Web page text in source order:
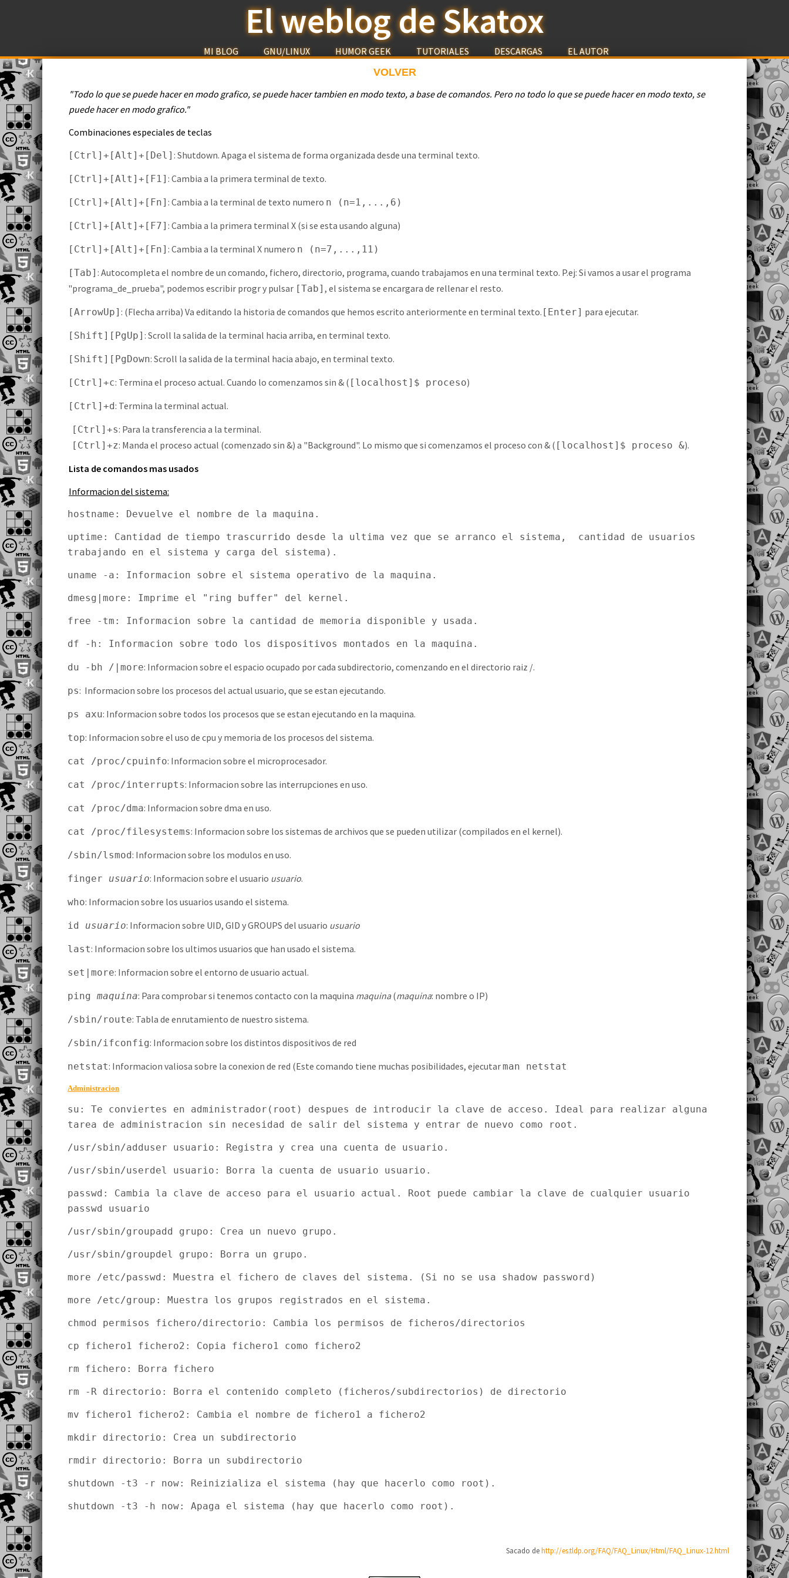
El weblog de Skatox
MI BLOG GNU/LINUX HUMOR GEEK TUTORIALES DESCARGAS
EL AUTOR
VOLVER
"Todo lo que se puede hacer en modo grafico, se puede hacer tambien en modo texto, a base de comandos. Pero no todo lo que se puede hacer en modo texto, se
puede hacer en modo grafico."
Combinaciones especiales de teclas
[Ctrl]+[Alt]+[Del] : Shutdown. Apaga el sistema de forma organizada desde una terminal texto.
[Ctrl]+[Alt]+[F1] : Cambia a la primera terminal de texto.
[Ctrl]+[Alt]+[Fn] : Cambia a la terminal de texto numero n (n=1,...,6)
[Ctrl]+[Alt]+[F7] : Cambia a la primera terminal X (si se esta usando alguna)
[Ctrl]+[Alt]+[Fn] : Cambia a la terminal X numero n (n=7,...,11)
[Tab] : Autocompleta el nombre de un comando, fichero, directorio, programa, cuando trabajamos en una terminal texto. P.ej: Si vamos a usar el programa
"programa_de_prueba", podemos escribir progr y pulsar [Tab] , el sistema se encargara de rellenar el resto.
[ArrowUp] : (Flecha arriba) Va editando la historia de comandos que hemos escrito anteriormente en terminal texto. [Enter] para ejecutar.
[Shift][PgUp] : Scroll la salida de la terminal hacia arriba, en terminal texto.
[Shift][PgDown: Scroll la salida de la terminal hacia abajo, en terminal texto.
[Ctrl]+c: Termina el proceso actual. Cuando lo comenzamos sin & ( [localhost]$ proceso)
[Ctrl]+d: Termina la terminal actual.
[Ctrl]+s: Para la transferencia a la terminal.
[Ctrl]+z: Manda el proceso actual (comenzado sin &) a "Background". Lo mismo que si comenzamos el proceso con & ( [localhost]$ proceso &).
Lista de comandos mas usados
Informacion del sistema:
hostname: Devuelve el nombre de la maquina.
uptime: Cantidad de tiempo trascurrido desde la ultima vez que se arranco el sistema, cantidad de usuarios
trabajando en el sistema y carga del sistema).
uname -a: Informacion sobre el sistema operativo de la maquina.
dmesg|more: Imprime el "ring buffer" del kernel.
free -tm: Informacion sobre la cantidad de memoria disponible y usada.
df -h: Informacion sobre todo los dispositivos montados en la maquina.
du -bh /|more: Informacion sobre el espacio ocupado por cada subdirectorio, comenzando en el directorio raiz /.
ps: Informacion sobre los procesos del actual usuario, que se estan ejecutando.
ps axu: Informacion sobre todos los procesos que se estan ejecutando en la maquina.
top: Informacion sobre el uso de cpu y memoria de los procesos del sistema.
cat /proc/cpuinfo: Informacion sobre el microprocesador.
cat /proc/interrupts: Informacion sobre las interrupciones en uso.
cat /proc/dma: Informacion sobre dma en uso.
cat /proc/filesystems: Informacion sobre los sistemas de archivos que se pueden utilizar (compilados en el kernel).
/sbin/lsmod: Informacion sobre los modulos en uso.
finger usuario: Informacion sobre el usuario usuario.
who: Informacion sobre los usuarios usando el sistema.
id usuario: Informacion sobre UID, GID y GROUPS del usuario usuario
last: Informacion sobre los ultimos usuarios que han usado el sistema.
set|more: Informacion sobre el entorno de usuario actual.
ping maquina: Para comprobar si tenemos contacto con la maquina maquina(maquina: nombre o IP)
/sbin/route: Tabla de enrutamiento de nuestro sistema.
/sbin/ifconfig: Informacion sobre los distintos dispositivos de red
netstat: Informacion valiosa sobre la conexion de red (Este comando tiene muchas posibilidades, ejecutarman netstat
Administracion
su: Te conviertes en administrador(root) despues de introducir la clave de acceso. Ideal para realizar alguna
tarea de administracion sin necesidad de salir del sistema y entrar de nuevo como root.
/usr/sbin/adduser usuario: Registra y crea una cuenta de usuario.
/usr/sbin/userdel usuario: Borra la cuenta de usuario usuario.
passwd: Cambia la clave de acceso para el usuario actual. Root puede cambiar la clave de cualquier usuario
passwd usuario
/usr/sbin/groupadd grupo: Crea un nuevo grupo.
/usr/sbin/groupdel grupo: Borra un grupo.
more /etc/passwd: Muestra el fichero de claves del sistema. (Si no se usa shadow password)
more /etc/group: Muestra los grupos registrados en el sistema.
chmod permisos fichero/directorio: Cambia los permisos de ficheros/directorios
cp fichero1 fichero2: Copia fichero1 como fichero2
rm fichero: Borra fichero
rm -R directorio: Borra el contenido completo (ficheros/subdirectorios) de directorio
mv fichero1 fichero2: Cambia el nombre de fichero1 a fichero2
mkdir directorio: Crea un subdirectorio
rmdir directorio: Borra un subdirectorio
shutdown -t3 -r now: Reinizializa el sistema (hay que hacerlo como root).
shutdown -t3 -h now: Apaga el sistema (hay que hacerlo como root).
Sacado dehttp://es.tldp.org/FAQ/FAQ_Linux/Html/FAQ_Linux-12.html